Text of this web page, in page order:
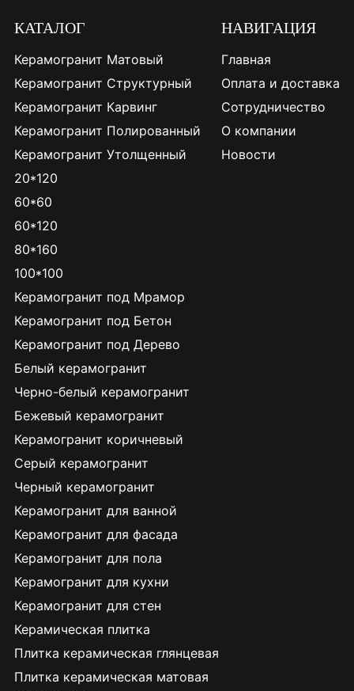
КАТАЛОГ
Керамогранит Матовый
Керамогранит Структурный
Керамогранит Карвинг
Керамогранит Полированный
Керамогранит Утолщенный
20*120
60*60
60*120
80*160
100*100
Керамогранит под Мрамор
Керамогранит под Бетон
Керамогранит под Дерево
Белый керамогранит
Черно-белый керамогранит
Бежевый керамогранит
Керамогранит коричневый
Серый керамогранит
Черный керамогранит
Керамогранит для ванной
Керамогранит для фасада
Керамогранит для пола
Керамогранит для кухни
Керамогранит для стен
Керамическая плитка
Плитка керамическая глянцевая
Плитка керамическая матовая
НАВИГАЦИЯ
Главная
Оплата и доставка
Сотрудничество
О компании
Новости